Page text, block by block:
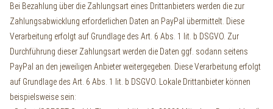
Bei Bezahlung über die Zahlungsart eines Drittanbieters werden die zur
Zahlungsabwicklung erforderlichen Daten an PayPal übermittelt. Diese
Verarbeitung erfolgt auf Grundlage des Art. 6 Abs. 1 lit. b DSGVO. Zur
Durchführung dieser Zahlungsart werden die Daten ggf. sodann seitens
PayPal an den jeweiligen Anbieter weitergegeben. Diese Verarbeitung erfolgt
auf Grundlage des Art. 6 Abs. 1 lit. b DSGVO. Lokale Drittanbieter können
beispielsweise sein: